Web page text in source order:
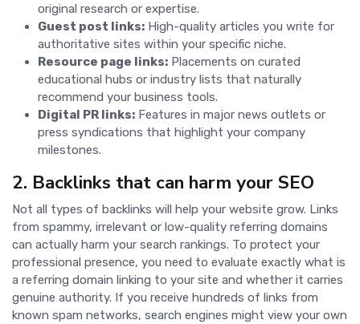
original research or expertise.
Guest post links: High-quality articles you write for
authoritative sites within your specific niche.
Resource page links: Placements on curated
educational hubs or industry lists that naturally
recommend your business tools.
Digital PR links: Features in major news outlets or
press syndications that highlight your company
milestones.
2. Backlinks that can harm your SEO
Not all types of backlinks will help your website grow. Links
from spammy, irrelevant or low-quality referring domains
can actually harm your search rankings. To protect your
professional presence, you need to evaluate exactly what is
a referring domain linking to your site and whether it carries
genuine authority. If you receive hundreds of links from
known spam networks, search engines might view your own